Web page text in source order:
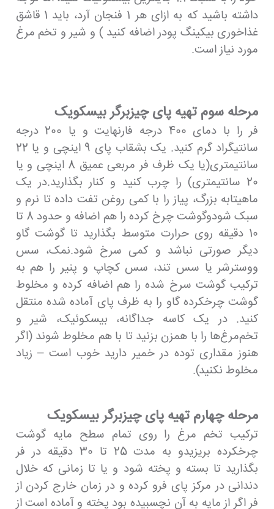
داشته باشید که به ازای هر 1 فنجان آرد، باید 1 قاشق
غذاخوری بیکینگ پودر اضافه کنید ) و شیر و تخم مرغ
مورد نیاز است.
مرحله سوم تهیه پای چیزبرگر بیسکویک
فر را با دمای 400 درجه فارنهایت و یا 200 درجه
سانتیگراد گرم کنید. یک بشقاب پای 9 اینچی و یا 22
سانتیمتری(یا یک ظرف فر مربعی عمیق 8 اینچی و یا
20 سانتیمتری) را چرب کنید و کنار بگذارید.در یک
ماهیتابه بزرگ، پیاز را با کمی روغن تفت داده تا نرم و
سبک شودوگوشت چرخ کرده را هم اضافه و حدود 8 تا
10 دقیقه روی حرارت متوسط ​​بگذارید تا گوشت گاو
دیگر صورتی نباشد و کمی سرخ شود.نمک، سس
ووسترشر یا سس تند، سس کچاپ و پنیر را هم به
ترکیب گوشت سرخ شده را هم اضافه کرده و مخلوط
گوشت چرخکرده گاو را به ظرف پای آماده شده منتقل
کنید. در یک کاسه جداگانه، بیسکوئیک، شیر و
تخم‌مرغ‌ها را با همزن بزنید تا با هم مخلوط شوند (اگر
هنوز مقداری توده در خمیر دارید خوب است – زیاد
مخلوط نکنید).
مرحله چهارم تهیه پای چیزبرگر بیسکویک
ترکیب تخم مرغ را روی تمام سطح مایه گوشت
چرخکرده بریزیدو به مدت 25 تا 30 دقیقه در فر
بگذارید تا بسته و پخته شود و یا تا زمانی که خلال
دندانی در مرکز پای فرو کرده و در زمان خارج کردن از
فر اگر از مایه به آن نچسبیده بود پخته و آماده است از